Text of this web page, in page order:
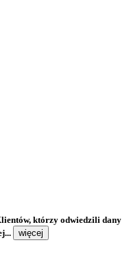
którzy odwiedzili dany
więcej